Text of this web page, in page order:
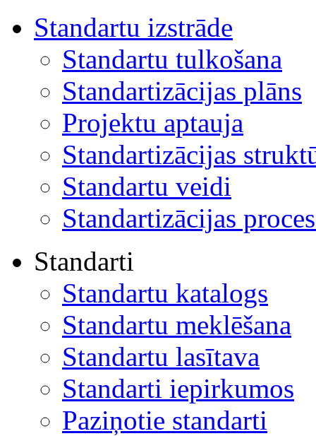
Standartu izstrāde
Standartu tulkošana
Standartizācijas plāns
Projektu aptauja
Standartizācijas
Standartu veidi
Standartizācijas
Standarti
Standartu katalogs
Standartu meklēšana
Standartu lasītava
Standarti iepirkumos
Paziņotie standarti